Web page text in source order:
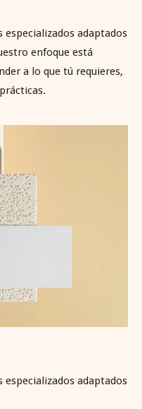
especializados adaptados
enfoque está
a lo que tú requieres,
especializados adaptados